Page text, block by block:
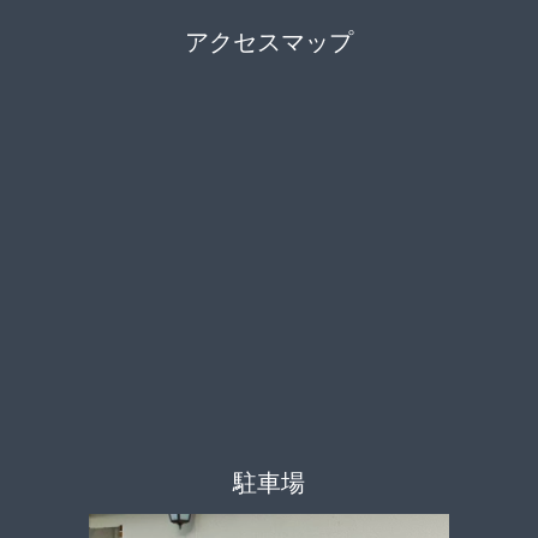
アクセスマップ
駐車場